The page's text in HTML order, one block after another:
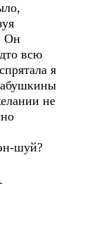
Он
всю
я
не
шуй?